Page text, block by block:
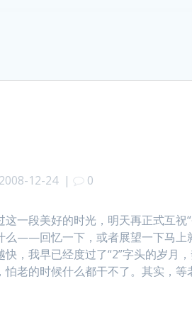
2008-12-24| 0
一段美好的时光，明天再正式互祝
么——回忆一下，或者展望一下马上
，我早已经度过了“2”字头的岁月，
老的时候什么都干不了。其实，